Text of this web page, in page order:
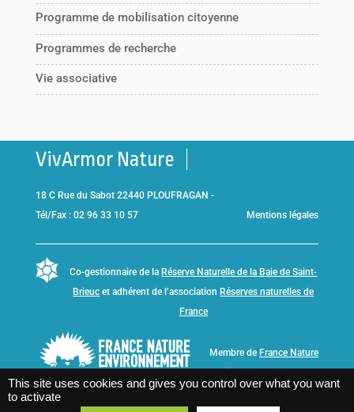
Programme de mobilisation citoyenne
Programmes de recherche
Vie associative
VivArmor Nature
18 C Rue du Sabot 22440 PLOUFRAGAN -
Tél/Fax : 02 96 33 10 57
Mentions légales
Co-gestionnaire de la Réserve Naturelle de la Baie de Saint-
Brieuc et adhérent de l’association Réserves naturelles de
France
Membre de France Nature
This site uses cookies and gives you control over what you want
to activate